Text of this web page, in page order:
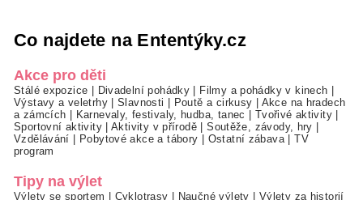
Co najdete na Ententýky.cz
Akce pro děti
Stálé expozice Divadelní pohádky Filmy a pohádky v kinech
Výstavy a veletrhy|Slavnosti Poutě a cirkusy
Akce na hradech
a zámcích
Karnevaly, festivaly, hudba, tanec Tvořivé aktivity
Sportovní aktivity|Aktivity v přírodě |Soutěže, závody, hry
Vzdělávání
Pobytové akce a tábory Ostatní zábava|TV
program
Tipy na výlet
Výlety se sportem Cyklotrasy Naučné výlety
Výlety za historií